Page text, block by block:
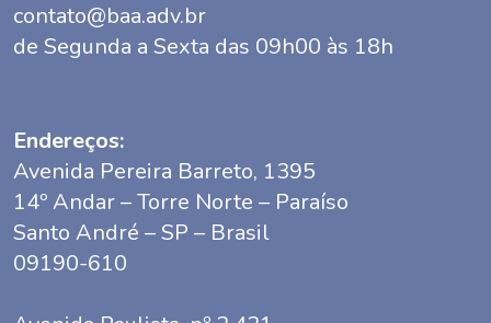
contato@baa.adv.br
de Segunda a Sexta das 09h00 às 18h
Endereços:
Avenida Pereira Barreto, 1395
14º Andar – Torre Norte – Paraíso
Santo André – SP – Brasil
09190-610